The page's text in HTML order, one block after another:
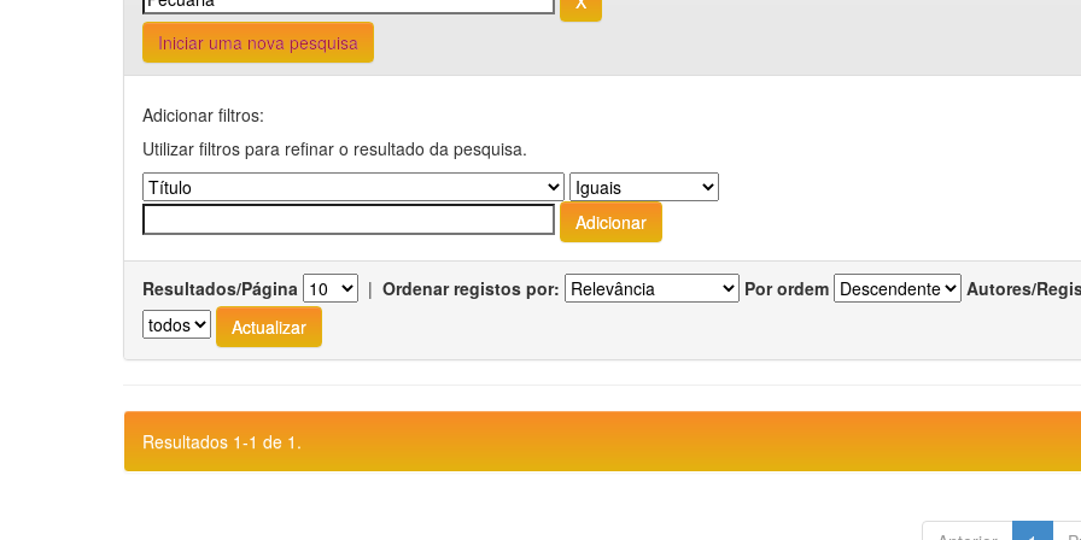
Iniciar uma nova pesquisa
Adicionar filtros:
Utilizar filtros para refinar o resultado da pesquisa.
Resultados/Página | Ordenar registos por: Por ordem Autores/
Resultados 1-1 de 1.